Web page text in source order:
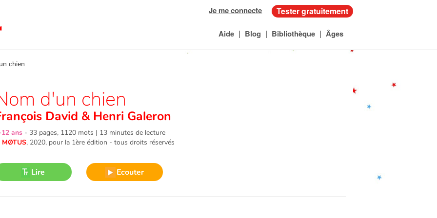
Je me connecte Tester gratuitement
Aide | Blog | Bibliothèque | Âges
chien
d'un chien
David & Henri Galeron
ans - 33 pages, 1120 mots | 13 minutes de lecture
MØTUS, 2020, pour la 1ère édition - tous droits réservés
Lire Ecouter